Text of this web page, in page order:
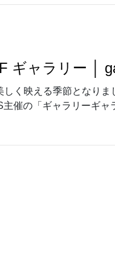
ギャラリー │
く映える季節となりま
主催の「ギャラリーギ